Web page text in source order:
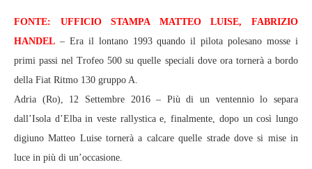
FONTE: UFFICIO STAMPA MATTEO LUISE, FABRIZIO
HANDEL – Era il lontano 1993 quando il pilota polesano mosse i
primi passi nel Trofeo 500 su quelle speciali dove ora tornerà a bordo
della Fiat Ritmo 130 gruppo A.
Adria (Ro), 12 Settembre 2016 – Più di un ventennio lo separa
dall’Isola d’Elba in veste rallystica e, finalmente, dopo un così lungo
digiuno Matteo Luise tornerà a calcare quelle strade dove si mise in
luce in più di un’occasione.